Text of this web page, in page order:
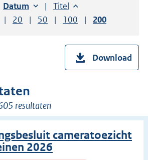
Sorteer op:
Datum oplopendSorteer op:
Titel oplopend
resultaten per pagina
Toon
20 resultaten per pagina
Toon
50 resultaten per pagina
Toon
100 resultaten per
Toon
200
Download
resultaten
cameratoezicht
2026